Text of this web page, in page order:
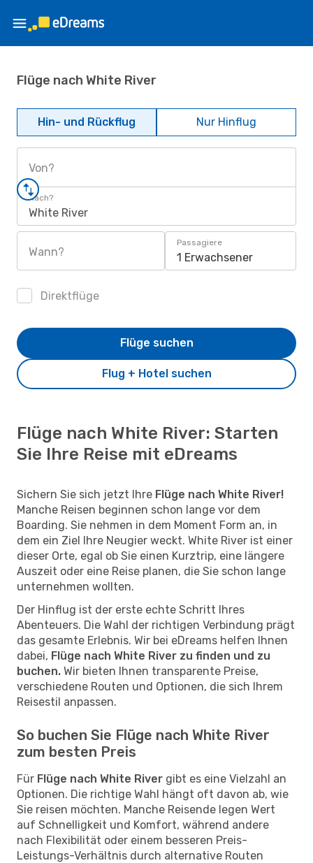
Flüge nach White River
Hin- und Rückflug Nur Hinflug
Von?
Nach?
White River
Wann?
Passagiere
1 Erwachsener
Direktflüge
Flug + Hotel suchen
Flüge suchen
Flüge nach White River: Starten
Sie Ihre Reise mit eDreams
Sichern Sie sich jetzt Ihre Flüge nach White River!
Manche Reisen beginnen schon lange vor dem
Boarding. Sie nehmen in dem Moment Form an, in
dem ein Ziel Ihre Neugier weckt. White River ist einer
dieser Orte, egal ob Sie einen Kurztrip, eine längere
Auszeit oder eine Reise planen, die Sie schon lange
unternehmen wollten.
Der Hinflug ist der erste echte Schritt Ihres
Abenteuers. Die Wahl der richtigen Verbindung prägt
das gesamte Erlebnis. Wir bei eDreams helfen Ihnen
dabei, Flüge nach White River zu finden und zu
buchen. Wir bieten Ihnen transparente Preise,
verschiedene Routen und Optionen, die sich Ihrem
Reisestil anpassen.
So buchen Sie Flüge nach White River
zum besten Preis
Für Flüge nach White River gibt es eine Vielzahl an
Optionen. Die richtige Wahl hängt oft davon ab, wie
Sie reisen möchten. Manche Reisende legen Wert
auf Schnelligkeit und Komfort, während andere
nach Flexibilität oder einem besseren Preis-
Leistungs-Verhältnis durch alternative Routen